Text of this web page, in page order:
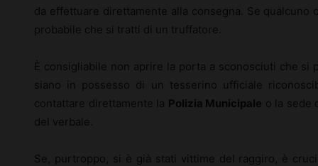
da effettuare direttamente alla consegna. Se qualcuno
probabile che si tratti di un truffatore.
È consigliabile non aprire la porta a sconosciuti che si
siano in possesso di un tesserino ufficiale
contattare direttamente la Polizia Municipale o la sede
del verbale.
Se, purtroppo, si è già stati vittime del raggiro, è